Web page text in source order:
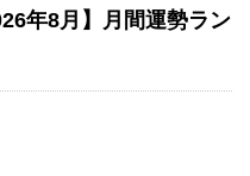
年8月】月間運勢ラン